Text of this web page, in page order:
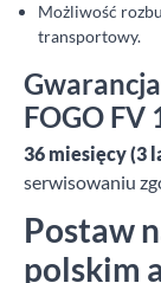
Możliwość
transportowy.
FOGO FV
36 miesięcy (3
serwisowaniu
Postaw
polskim